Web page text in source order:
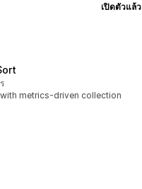
เปิดตัวแล้ว
metrics-driven collection